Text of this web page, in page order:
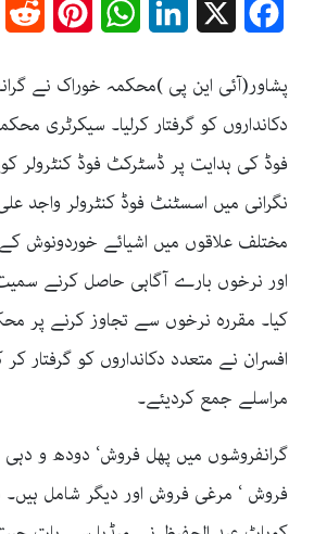
Facebook
LinkedIn
WhatsApp
Pinterest
پشاور(آئی این پی )محکمہ خوراک نے
دکانداروں کو گرفتار کرلیا۔ سیکرٹری
فوڈ کی ہدایت پر ڈسٹرکٹ فوڈ کنٹرولر
نگرانی میں اسسٹنٹ فوڈ کنٹرولر واجد
مختلف علاقوں میں اشیائے خوردونوش
اور نرخوں بارے آگاہی حاصل کرنے
کیا۔ مقررہ نرخوں سے تجاوز کرنے پر
افسران نے متعدد دکانداروں کو گرفتار
مراسلے جمع کردیئے۔
گرانفروشوں میں پھل فروش‘ دودھ و دہی
فروش ‘ مرغی فروش اور دیگر شامل ہیں۔